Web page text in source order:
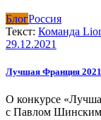
БлогРоссия
Текст: Команда
29.12.2021
Лучшая Франция
О конкурсе
с Павлом